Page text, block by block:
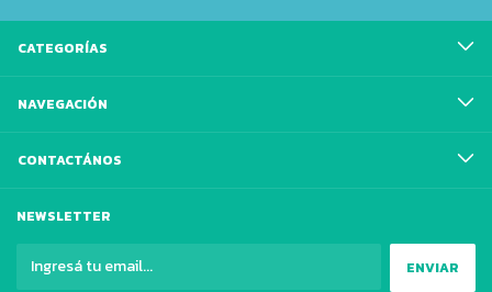
CATEGORÍAS
NAVEGACIÓN
CONTACTÁNOS
NEWSLETTER